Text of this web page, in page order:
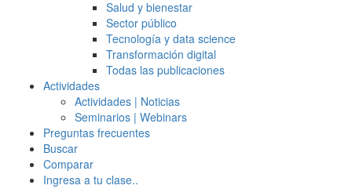
Salud y bienestar
Sector público
Tecnología y data science
Transformación digital
Todas las publicaciones
Actividades
Actividades | Noticias
Seminarios | Webinars
Preguntas frecuentes
Buscar
Comparar
Ingresa a tu clase..